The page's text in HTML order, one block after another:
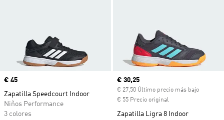
Precio
€ 45
Zapatilla Speedcourt Indoor
Niños Performance
3 colores
Precio actual
€ 30,25
€ 27,50 Último precio más bajo
€ 55 Precio original
Zapatilla Ligra 8 Indoor